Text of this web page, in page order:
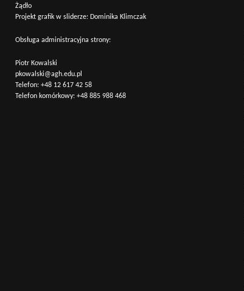
Żądło
Projekt grafik w sliderze: Dominika Klimczak
Obsługa administracyjna strony:
Piotr Kowalski
pkowalski@agh.edu.pl
Telefon: +48 12 617 42 58
Telefon komórkowy: +48 885 988 468